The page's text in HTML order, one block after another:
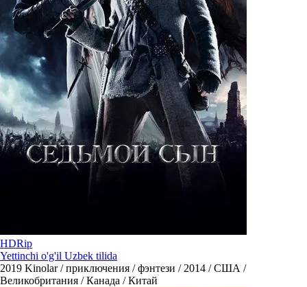
HDRip
Yettinchi o'g'il Uzbek tilida
2019 Kinolar / приключения / фэнтези / 2014 / США /
Великобритания / Канада / Китай